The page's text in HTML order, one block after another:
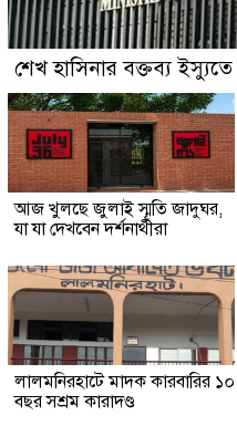
শেখ হাসিনার বক্তব্য ইস্যুতে
আজ খুলছে জুলাই স্মৃতি জাদুঘর,
যা যা দেখবেন দর্শনার্থীরা
লালমনিরহাটে মাদক কারবারির ১০
বছর সশ্রম কারাদণ্ড